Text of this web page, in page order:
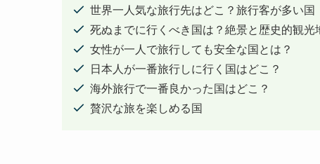
世界一人気な旅行先はどこ？旅行客が多い国
死ぬまでに行くべき国は？絶景と歴史的観光
女性が一人で旅行しても安全な国とは？
日本人が一番旅行しに行く国はどこ？
海外旅行で一番良かった国はどこ？
贅沢な旅を楽しめる国